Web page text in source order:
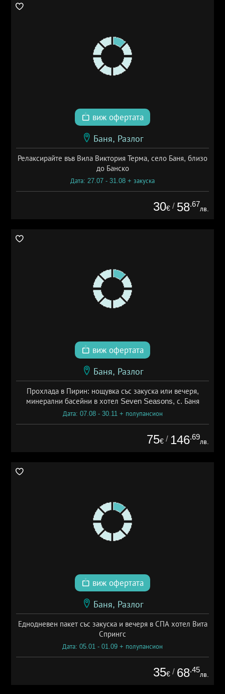
виж офертата
Баня, Разлог
Релаксирайте във Вила Виктория Терма, село Баня, близо
до Банско
Дата: 27.07 - 31.08 + закуска
30€ / 58.67
лв.
виж офертата
Баня, Разлог
Прохлада в Пирин: нощувка със закуска или вечеря,
минерални басейни в хотел Seven Seasons, с. Баня
Дата: 07.08 - 30.11 + полупансион
75€ / 146.69
лв.
виж офертата
Баня, Разлог
Еднодневен пакет със закуска и вечеря в СПА хотел Вита
Спрингс
Дата: 05.01 - 01.09 + полупансион
35€ / 68.45
лв.